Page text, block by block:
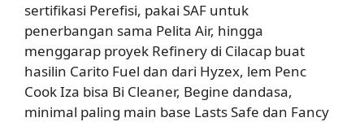
sertifikasi Perefisi, pakai SAF untuk
penerbangan sama Pelita Air, hingga
menggarap proyek Refinery di Cilacap buat
hasilin Carito Fuel dan dari Hyzex, lem Penc
Cook Iza bisa Bi Cleaner, Begine dandasa,
minimal paling main base Lasts Safe dan Fancy